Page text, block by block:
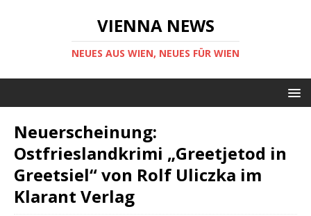
VIENNA NEWS
NEUES AUS WIEN, NEUES FÜR WIEN
Neuerscheinung:
Ostfrieslandkrimi „Greetjetod in
Greetsiel“ von Rolf Uliczka im
Klarant Verlag